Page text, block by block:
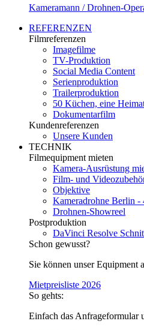
Kameramann / Drohnen-
REFERENZEN
Filmreferenzen
Imagefilme
TV-Produktion
Social Media Content
Serienproduktion
Trailerproduktion
50 Küchen, eine
Dokumentarfilm
Kundenreferenzen
Unsere Kunden
TECHNIK
Filmequipment mieten
Kamera-Ausrüstung
Film- und
Objektive
Kameradrohne Berlin -
Drohnen-Showreel
Postproduktion
DaVinci Resolve
Schon gewusst?
Sie können unser Equipment
Mietpreisliste 2026
So gehts:
Einfach das Anfrageformular